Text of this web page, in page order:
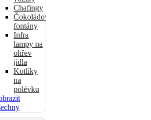
Chafingy
Čokoládové
fontány
Infra
lampy na
ohřev
jídla
Kotlíky
na
polévku